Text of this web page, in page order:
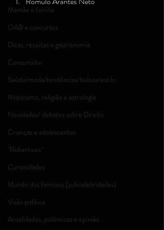
Mamãe e família
OAB e concursos
Dicas, receitas e gastronomia
Consumidor
Saúde/moda/tendências/beleza/estilo
Misticismo, religião e astrologia
Novidades/ debates sobre Direito
Crianças e adolescentes
''Robertices''
Curiosidades
Mundo dos famosos (subcelebridades)
Visão política
Atualidades, polêmicas e opinião